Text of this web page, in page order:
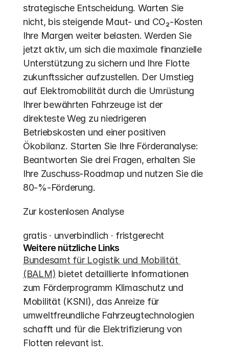
strategische Entscheidung. Warten Sie
nicht, bis steigende Maut- und CO₂-Kosten
Ihre Margen weiter belasten. Werden Sie
jetzt aktiv, um sich die maximale finanzielle
Unterstützung zu sichern und Ihre Flotte
zukunftssicher aufzustellen. Der Umstieg
auf Elektromobilität durch die Umrüstung
Ihrer bewährten Fahrzeuge ist der
direkteste Weg zu niedrigeren
Betriebskosten und einer positiven
Ökobilanz. Starten Sie Ihre Förderanalyse:
Beantworten Sie drei Fragen, erhalten Sie
Ihre Zuschuss-Roadmap und nutzen Sie die
80-%-Förderung.
Zur kostenlosen Analyse
gratis · unverbindlich · fristgerecht
Weitere nützliche Links
Bundesamt für Logistik und Mobilität
(BALM) bietet detaillierte Informationen
zum Förderprogramm Klimaschutz und
Mobilität (KSNI), das Anreize für
umweltfreundliche Fahrzeugtechnologien
schafft und für die Elektrifizierung von
Flotten relevant ist.